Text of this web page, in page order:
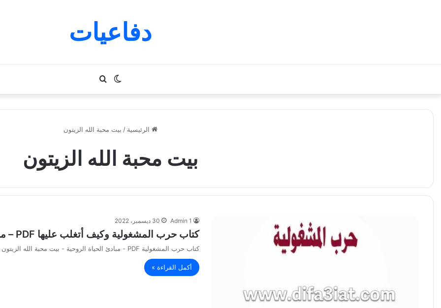
دفاعيات
بحث
عن
الوضع
المظلم
الرئيسية / بيت محبة الله الزيتون
بيت محبة الله الزيتون
Admin 1 30 ديسمبر، 2022
كتاب حرب المشغولية وكيف أتغلب عليها PDF – مبادئ الحياة الروحية – بيت محبة الله الزيتون
كتاب حرب المشغولية PDF - مبادئ الحياة الروحية - بيت محبة الله الزيتون
أكمل القراءة »